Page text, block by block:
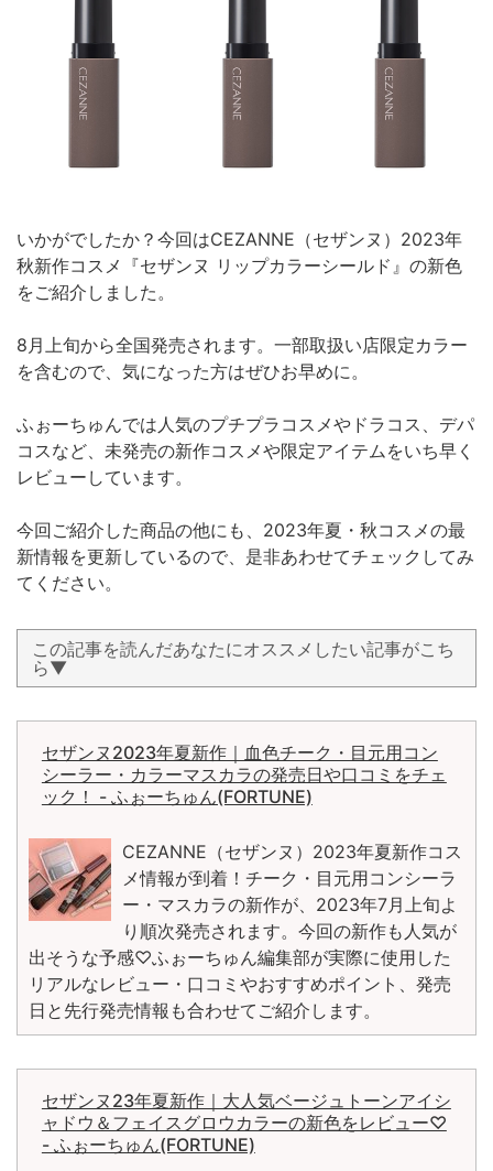
いかがでしたか？今回はCEZANNE（セザンヌ）2023年
秋新作コスメ『セザンヌ リップカラーシールド』の新色
をご紹介しました。
8月上旬から全国発売されます。一部取扱い店限定カラー
を含むので、気になった方はぜひお早めに。
ふぉーちゅんでは人気のプチプラコスメやドラコス、デパ
コスなど、未発売の新作コスメや限定アイテムをいち早く
レビューしています。
今回ご紹介した商品の他にも、2023年夏・秋コスメの最
新情報を更新しているので、是非あわせてチェックしてみ
てください。
この記事を読んだあなたにオススメしたい記事がこち
ら▼
セザンヌ2023年夏新作｜血色チーク・目元用コン
シーラー・カラーマスカラの発売日や口コミをチェ
ック！ - ふぉーちゅん(FORTUNE)
CEZANNE（セザンヌ）2023年夏新作コス
メ情報が到着！チーク・目元用コンシーラ
ー・マスカラの新作が、2023年7月上旬よ
り順次発売されます。今回の新作も人気が
出そうな予感♡ふぉーちゅん編集部が実際に使用した
リアルなレビュー・口コミやおすすめポイント、発売
日と先行発売情報も合わせてご紹介します。
セザンヌ23年夏新作｜大人気ベージュトーンアイシ
ャドウ＆フェイスグロウカラーの新色をレビュー♡
- ふぉーちゅん(FORTUNE)